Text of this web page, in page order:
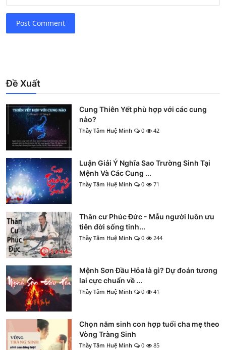
Post Comment
Đề Xuất
Cung Thiên Yết phù hợp với các cung
nào?
Thầy Tâm Huệ Minh 0 42
Luận Giải Ý Nghĩa Sao Trường Sinh Tại
Mệnh Và Các Cung ...
Thầy Tâm Huệ Minh 0 71
Thân cư Phúc Đức - Mẫu người luôn ưu
tiên đời sống tinh...
Thầy Tâm Huệ Minh 0 244
Mệnh Sơn Đầu Hỏa là gì? Dự đoán tương
lai cực chuẩn về ...
Thầy Tâm Huệ Minh 0 41
Chọn năm sinh con hợp tuổi cha mẹ theo
Vòng Tràng Sinh
Thầy Tâm Huệ Minh 0 85